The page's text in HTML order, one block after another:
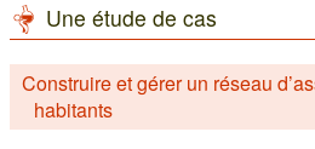
Une étude de cas
Construire et gérer un réseau
habitants